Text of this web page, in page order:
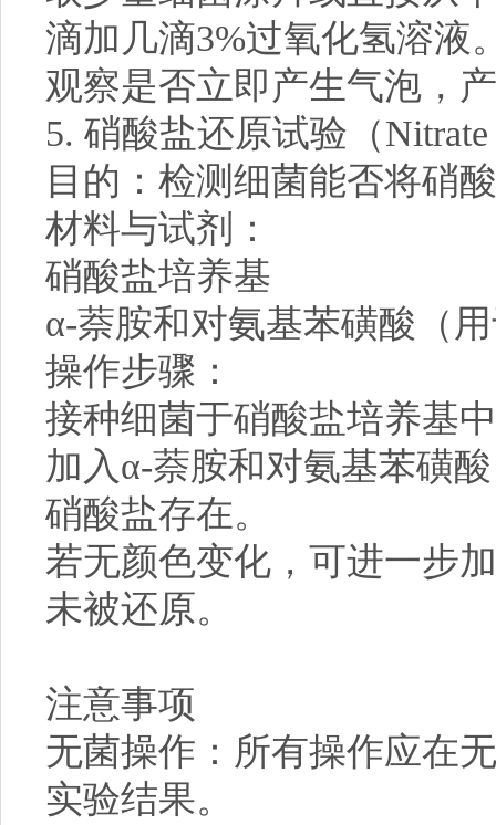
滴加几滴3%过氧化氢溶液
观察是否立即产生气泡，
5. 硝酸盐还原试验（Nitrate
目的：检测细菌能否将硝
材料与试剂：
硝酸盐培养基
α-萘胺和对氨基苯磺酸（
操作步骤：
接种细菌于硝酸盐培养基
加入α-萘胺和对氨基苯磺
硝酸盐存在。
若无颜色变化，可进一步
未被还原。
注意事项
无菌操作：所有操作应在
实验结果。